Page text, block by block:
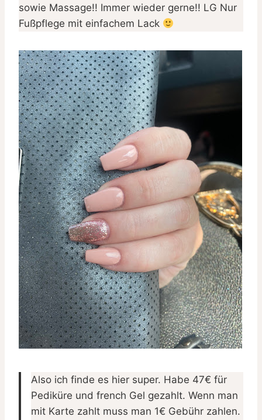
sowie Massage!! Immer wieder gerne!! LG Nur
Fußpflege mit einfachem Lack
Also ich finde es hier super. Habe 47€ für
Pediküre und french Gel gezahlt. Wenn man
mit Karte zahlt muss man 1€ Gebühr zahlen.